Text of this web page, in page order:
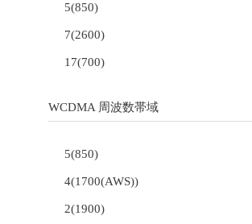
5(850)
7(2600)
17(700)
WCDMA 周波数帯域
5(850)
4(1700(AWS))
2(1900)